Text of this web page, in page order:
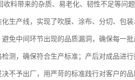
料带来的杂质、易老化、韧性不足等问
生产线，实现了吹膜、涂布、分切、包装
免中间环节出现的品质漏洞，确保每一
测，确保符合生产标准；产后对成品进
不予出厂，用严苛的标准践行对客户的品